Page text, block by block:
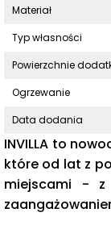
Materiał
Typ własności
Powierzchnie
Ogrzewanie
Data dodania
INVILLA to
które od lat z
miejscami - z